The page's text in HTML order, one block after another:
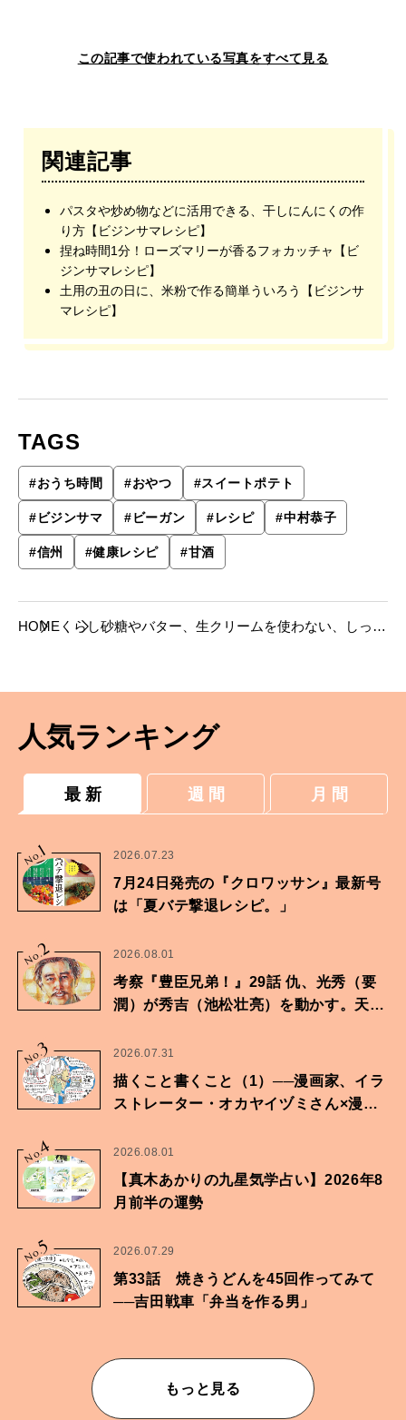
この記事で使われている写真をすべて見る
関連記事
パスタや炒め物などに活用できる、干しにんにくの作
り方【ビジンサマレシピ】
捏ね時間1分！ローズマリーが香るフォカッチャ【ビ
ジンサマレシピ】
土用の丑の日に、米粉で作る簡単ういろう【ビジンサ
マレシピ】
TAGS
#おうち時間 #おやつ #スイートポテト
#ビジンサマ #ビーガン #レシピ #中村恭子
#信州 #健康レシピ #甘酒
HOME くらし砂糖やバター、生クリームを使わない、しっと
人気ランキング
最 新 週 間 月 間
No.
1 2026.07.23
7月24日発売の『クロワッサン』最新号
は「夏バテ撃退レシピ。」
No.2 2026.08.01
考察『豊臣兄弟！』29話 仇、光秀（要
潤）が秀吉（池松壮亮）を動かす。天下
No.3 2026.07.31
描くこと書くこと（1）──漫画家、イラ
ストレーター・オカヤイヅミさん×漫画
No.4 2026.08.01
【真木あかりの九星気学占い】2026年8
月前半の運勢
No.5 2026.07.29
第33話 焼きうどんを45回作ってみて
──吉田戦車「弁当を作る男」
もっと見る